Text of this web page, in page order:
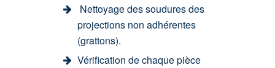
Nettoyage des soudures des
projections non adhérentes
(grattons).
Vérification de chaque pièce